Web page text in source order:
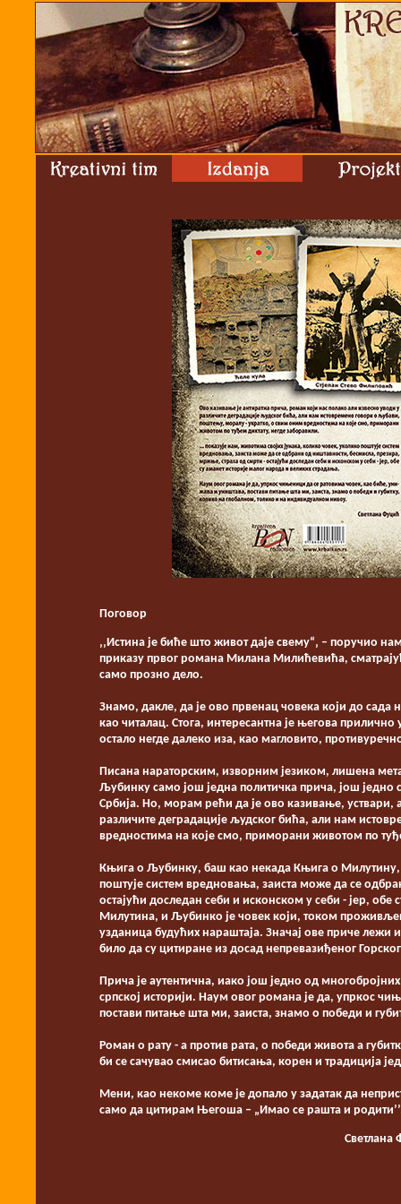
Поговор
‚‚Истина је биће што живот даје свему“‚ – поручио
приказу првог романа Милана Милићевића,
само прозно дело.
Знамо, дакле, да је ово првенац човека који до
као читалац. Стога, интересантна је његова
остало негде далеко иза, као магловито,
Писана нараторским, изворним језиком, лишена
Љубинку само још једна политичка прича, још једно
Србија. Но, морам рећи да је ово казивање, уствари,
различите деградације људског бића, али нам
вредностима на које смо, приморани животом по
Књига о Љубинку, баш као некада Књига о Милутину,
поштује систем вредновања, заиста може да се
остајући доследан себи и исконском у себи - јер,
Милутина, и Љубинко је човек који, током
узданица будућих нараштаја. Значај ове приче
било да су цитиране из досад непревазиђеног
Прича је аутентична, иако још једно од
српској историји. Наум овог романа је да, упркос
постави питање шта ми, заиста, знамо о победи и
Роман о рату - а против рата, о победи живота а
би се сачувао смисао битисања, корен и традиција
Мени, као некоме коме је допало у задатак да
само да цитирам Његоша – „Имао се рашта и
Светлана